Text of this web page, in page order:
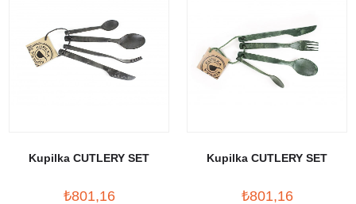
Kupilka CUTLERY SET
₺801,16
Kupilka CUTLERY SET
₺801,16